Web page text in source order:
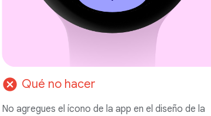
cancel Qué no hacer
No agregues el ícono de la app en el diseño de la